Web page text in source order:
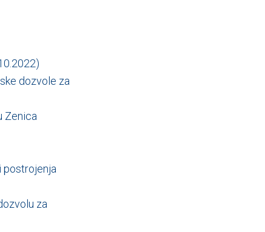
dozvole za
Zenica
postrojenja
za